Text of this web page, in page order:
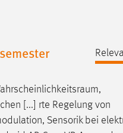
,
[...] rte Regelung von
, Sensorik bei